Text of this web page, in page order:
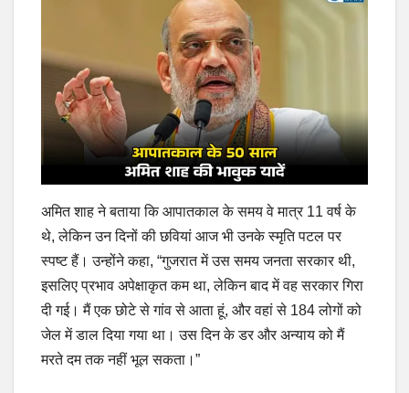
अमित शाह ने बताया कि आपातकाल के समय वे मात्र 11 वर्ष के
थे, लेकिन उन दिनों की छवियां आज भी उनके स्मृति पटल पर
स्पष्ट हैं। उन्होंने कहा, “गुजरात में उस समय जनता सरकार थी,
इसलिए प्रभाव अपेक्षाकृत कम था, लेकिन बाद में वह सरकार गिरा
दी गई। मैं एक छोटे से गांव से आता हूं, और वहां से 184 लोगों को
जेल में डाल दिया गया था। उस दिन के डर और अन्याय को मैं
मरते दम तक नहीं भूल सकता।”